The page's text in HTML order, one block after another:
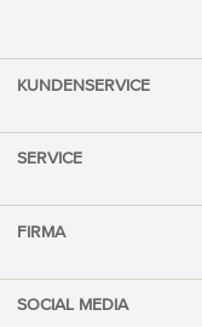
KUNDENSERVICE
SERVICE
FIRMA
SOCIAL MEDIA